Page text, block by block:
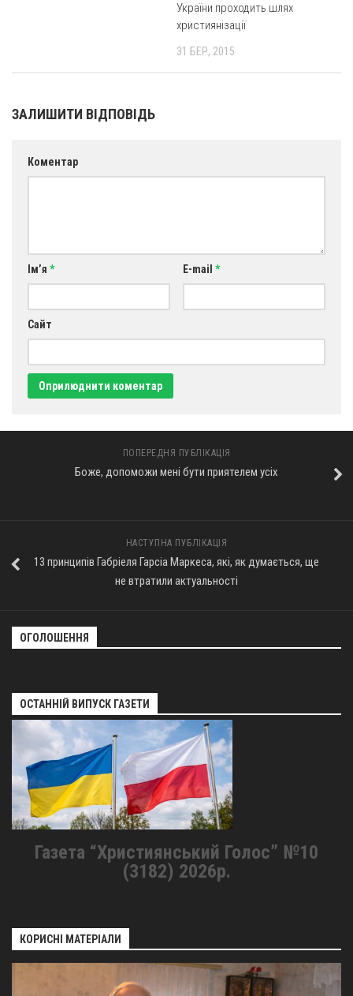
України проходить шлях
християнізації
31 БЕР, 2015
ЗАЛИШИТИ ВІДПОВІДЬ
Коментар
Ім’я * E-mail *
Сайт
ПОПЕРЕДНЯ ПУБЛІКАЦІЯ
Боже, допоможи мені бути приятелем усіх
НАСТУПНА ПУБЛІКАЦІЯ
13 принципів Габріеля Гарсіа Маркеса, які, як думається, ще
не втратили актуальності
ОГОЛОШЕННЯ
ОСТАННІЙ ВИПУСК ГАЗЕТИ
Газета “Християнський Голос” №10
(3182) 2026р.
КОРИСНІ МАТЕРІАЛИ